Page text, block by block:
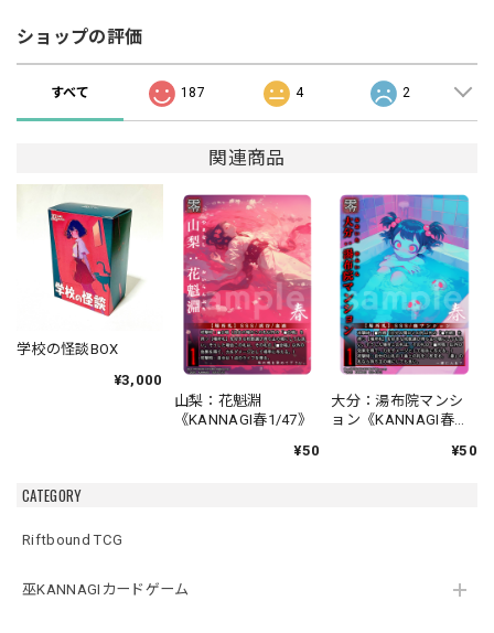
CATEGORY
Riftbound TCG
巫KANNAGIカードゲーム
ショップの評価
すべて 187 4 2
関連商品
学校の怪談BOX
¥3,000
山梨：花魁淵
《KANNAGI春1/47》
¥50
大分：湯布院マンシ
ョン《KANNAGI春
¥50